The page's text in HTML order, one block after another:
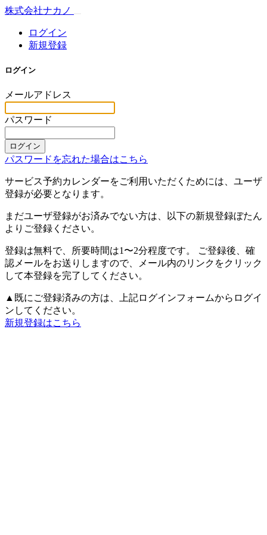
株式会社ナカノ
ログイン
新規登録
ログイン
メールアドレス
パスワード
ログイン
パスワードを忘れた場合はこちら
サービス予約カレンダーをご利用いただくためには、ユーザ
登録が必要となります。
まだユーザ登録がお済みでない方は、以下の新規登録ぼたん
よりご登録ください。
登録は無料で、所要時間は1〜2分程度です。 ご登録後、確
認メールをお送りしますので、メール内のリンクをクリック
して本登録を完了してください。
▲既にご登録済みの方は、上記ログインフォームからログイ
ンしてください。
新規登録はこちら